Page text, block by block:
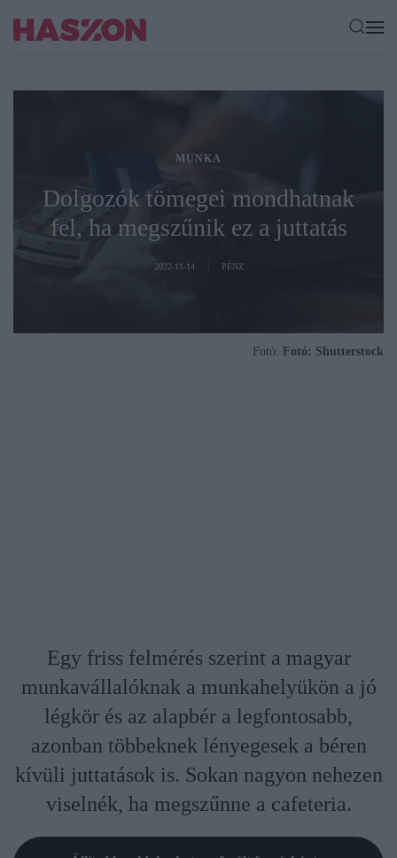
MUNKA
Dolgozók tömegei mondhatnak
fel, ha megszűnik ez a juttatás
2022-11-14 PÉNZ
Fotó: Fotó: Shutterstock
Egy friss felmérés szerint a magyar
munkavállalóknak a munkahelyükön a jó
légkör és az alapbér a legfontosabb,
azonban többeknek lényegesek a béren
kívüli juttatások is. Sokan nagyon nehezen
viselnék, ha megszűnne a cafeteria.